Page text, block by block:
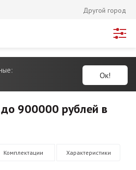
Другой город
Ок!
900000 рублей в
Комплектации Характеристики